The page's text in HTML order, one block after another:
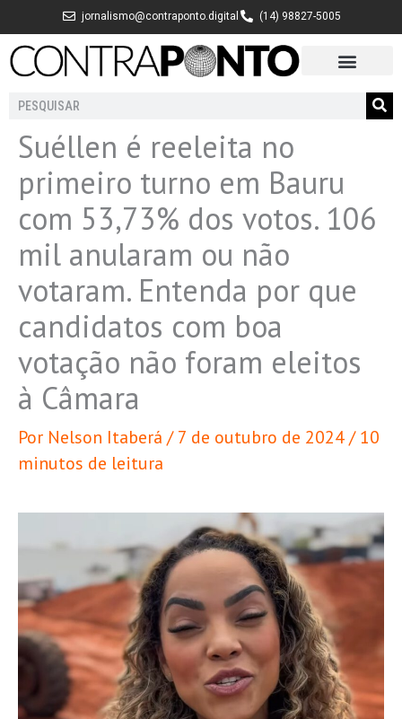
para
jornalismo@contraponto.digital (14) 98827-5005
Pesquisar
Suéllen é reeleita no
primeiro turno em Bauru
com 53,73% dos votos. 106
mil anularam ou não
votaram. Entenda por que
candidatos com boa
votação não foram eleitos
à Câmara
Por Nelson Itaberá /7 de outubro de 2024/10
minutos de leitura